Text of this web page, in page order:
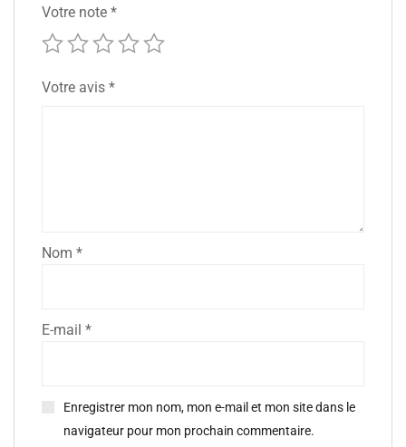
Votre note *
Votre avis *
Nom *
E-mail *
Enregistrer mon nom, mon e-mail et mon site dans le
navigateur pour mon prochain commentaire.